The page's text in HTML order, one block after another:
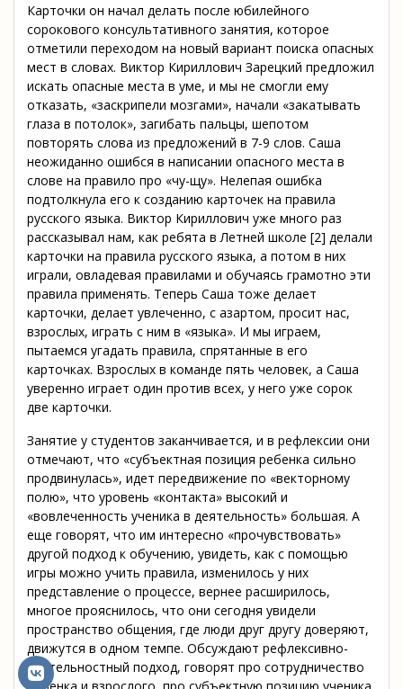
Карточки он начал делать после юбилейного
сорокового консультативного занятия, которое
отметили переходом на новый вариант поиска опасных
мест в словах. Виктор Кириллович Зарецкий предложил
искать опасные места в уме, и мы не смогли ему
отказать, «заскрипели мозгами», начали «закатывать
глаза в потолок», загибать пальцы, шепотом
повторять слова из предложений в 7-9 слов. Саша
неожиданно ошибся в написании опасного места в
слове на правило про «чу-щу». Нелепая ошибка
подтолкнула его к созданию карточек на правила
русского языка. Виктор Кириллович уже много раз
рассказывал нам, как ребята в Летней школе [2] делали
карточки на правила русского языка, а потом в них
играли, овладевая правилами и обучаясь грамотно эти
правила применять. Теперь Саша тоже делает
карточки, делает увлеченно, с азартом, просит нас,
взрослых, играть с ним в «языка». И мы играем,
пытаемся угадать правила, спрятанные в его
карточках. Взрослых в команде пять человек, а Саша
уверенно играет один против всех, у него уже сорок
две карточки.
Занятие у студентов заканчивается, и в рефлексии они
отмечают, что «субъектная позиция ребенка сильно
продвинулась», идет передвижение по «векторному
полю», что уровень «контакта» высокий и
«вовлеченность ученика в деятельность» большая. А
еще говорят, что им интересно «прочувствовать»
другой подход к обучению, увидеть, как с помощью
игры можно учить правила, изменилось у них
представление о процессе, вернее расширилось,
многое прояснилось, что они сегодня увидели
пространство общения, где люди друг другу доверяют,
движутся в одном темпе. Обсуждают рефлексивно-
деятельностный подход, говорят про сотрудничество
ребенка и взрослого, про субъектную позицию ученика,